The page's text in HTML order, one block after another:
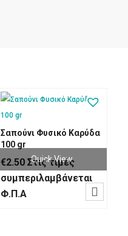
Σαπούνι Φυσικό Καρύδα
100 gr
€2.50 Στις τιμές
συμπεριλαμβάνεται
Φ.Π.Α
Quick View
